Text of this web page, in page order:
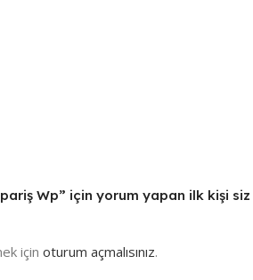
Wp” için yorum yapan ilk kişi siz
için oturum açmalısınız.